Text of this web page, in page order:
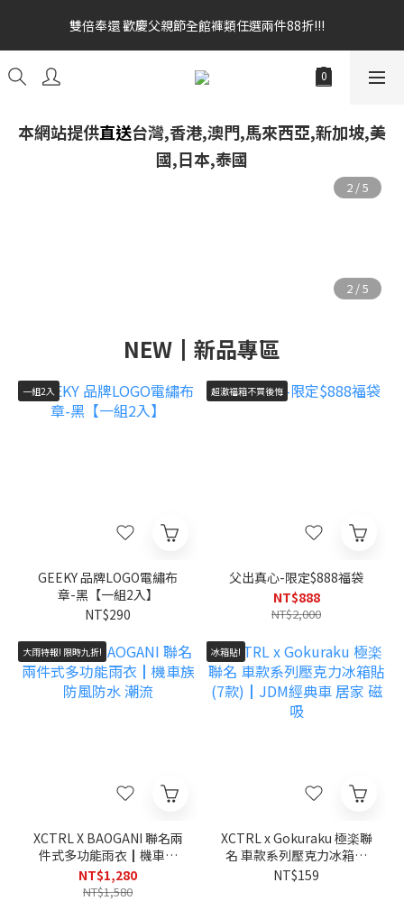
雙倍奉還 歡慶父親節全館褲類任選兩件88折!!!
全館消費滿額$1680贈3D好野貓公仔(絲綢鐵黑) 滿額$2499贈達摩
金幣 送完為止!  滿$3000再贈現金卷$300元
雙倍奉還 歡慶父親節全館褲類任選兩件88折!!!
本網站提供直送台灣,香港,澳門,馬來西亞,新加坡,美
國,日本,泰國
NEW┃新品專區
一組2入
GEEKY 品牌LOGO電繡布
章-黑【一組2入】
NT$290
超激福箱不買後悔
父出真心-限定$888福袋
NT$888
NT$2,000
大雨特報! 限時九折!
XCTRL X BAOGANI 聯名兩
件式多功能雨衣┃機車族
防風防水 潮流
NT$1,280
NT$1,580
冰箱貼!
XCTRL x Gokuraku 極楽聯
名 車款系列壓克力冰箱貼
(7款)┃JDM經典車 居家 磁
NT$159